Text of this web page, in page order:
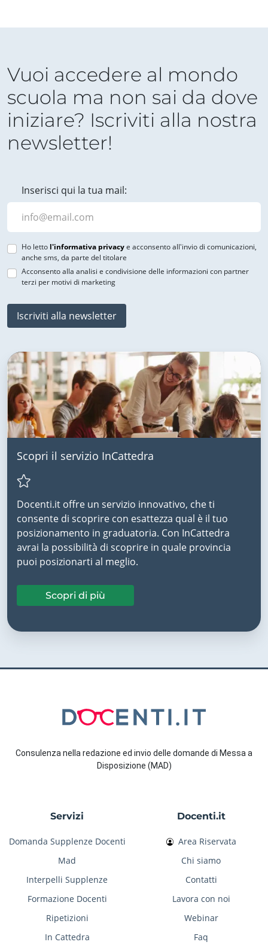
Vuoi accedere al mondo
scuola ma non sai da dove
iniziare? Iscriviti alla nostra
newsletter!
Inserisci qui la tua mail:
Ho letto l'informativa privacye acconsento all'invio di comunicazioni,
anche sms, da parte del titolare
Acconsento alla analisi e condivisione delle informazioni con partner
terzi per motivi di marketing
Iscriviti alla newsletter
Scopri il servizio InCattedra
Docenti.it offre un servizio innovativo, che ti
consente di scoprire con esattezza qual è il tuo
posizionamento in graduatoria. Con InCattedra
avrai la possibilità di scoprire in quale provincia
puoi posizionarti al meglio.
Scopri di più
Consulenza nella redazione ed invio delle domande di Messa a
Disposizione (MAD)
Servizi
Domanda Supplenze Docenti
Mad
Interpelli Supplenze
Formazione Docenti
Ripetizioni
In Cattedra
Docenti.it
Area Riservata
Chi siamo
Contatti
Lavora con noi
Webinar
Faq